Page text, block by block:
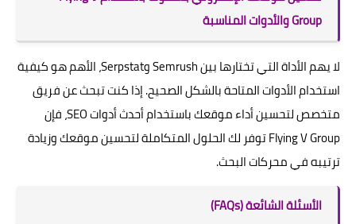
Group والأدوات المناسبة
لا يهم الأداة التي تختارها بين Semrush وSerpstat، الأهم هو كيفية
استخدام الأدوات المتاحة بالشكل الصحيح. إذا كنت تبحث عن فريق
متخصص لتحسين أداء موقعك باستخدام أحدث أدوات SEO، فإن
Flying V Group توفر لك الحلول المتكاملة لتحسين موقعك وزيادة
ترتيبه في محركات البحث.
الأسئلة الشائعة (FAQs)